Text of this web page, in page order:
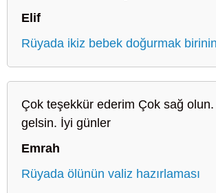
Elif
Rüyada ikiz bebek doğurmak
Çok teşekkür ederim Çok sağ
gelsin. İyi günler
Emrah
Rüyada ölünün valiz hazırlaması